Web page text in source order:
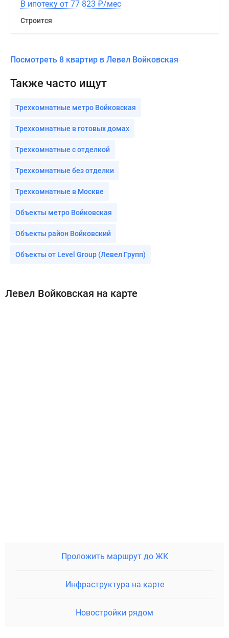
В ипотеку от 77 823 ₽/мес
Строится
Посмотреть 8 квартир в Левел Войковская
Также часто ищут
Трехкомнатные метро Войковская
Трехкомнатные в готовых домах
Трехкомнатные с отделкой
Трехкомнатные без отделки
Трехкомнатные в Москве
Объекты метро Войковская
Объекты район Войковский
Объекты от Level Group (Левел Групп)
Левел Войковская на карте
Проложить маршрут до ЖК
Инфраструктура на карте
Новостройки рядом